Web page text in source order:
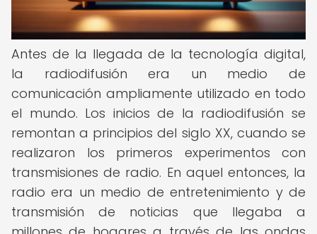
Antes de la llegada de la tecnología digital,
la radiodifusión era un medio de
comunicación ampliamente utilizado en todo
el mundo. Los inicios de la radiodifusión se
remontan a principios del siglo XX, cuando se
realizaron los primeros experimentos con
transmisiones de radio. En aquel entonces, la
radio era un medio de entretenimiento y de
transmisión de noticias que llegaba a